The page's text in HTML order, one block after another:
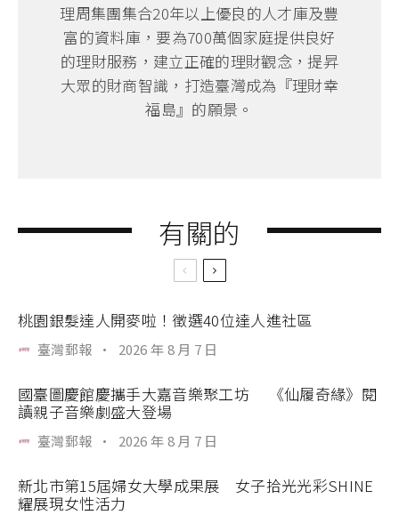
理周集團集合20年以上優良的人才庫及豐
富的資料庫，要為700萬個家庭提供良好
的理財服務，建立正確的理財觀念，提昇
大眾的財商智識，打造臺灣成為『理財幸
福島』的願景。
有關的
桃園銀髮達人開麥啦！徵選40位達人進社區
臺灣郵報 · 2026 年 8 月 7 日
國臺圖慶館慶攜手大嘉音樂聚工坊 《仙履奇緣》閱
讀親子音樂劇盛大登場
臺灣郵報 · 2026 年 8 月 7 日
新北市第15屆婦女大學成果展 女子拾光光彩SHINE
耀展現女性活力